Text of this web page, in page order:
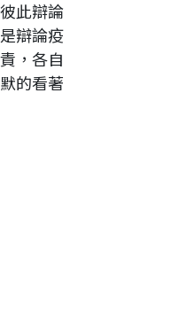
此辯論
辯論疫
，各自
的看著